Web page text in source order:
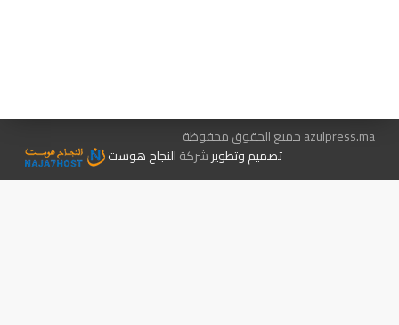
azulpress.ma جميع الحقوق محفوظة
تصميم وتطويرشركةالنجاح هوست